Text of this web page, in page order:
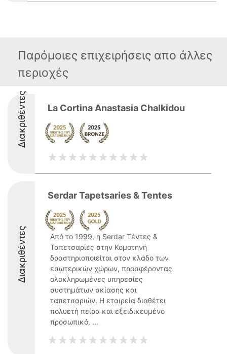
Παρόμοιες επιχειρήσεις απο άλλες
περιοχές
Διακριθέντες La Cortina Anastasia Chalkidou
Διακριθέντες
Serdar Tapetsaries & Tentes
Από το 1999, η Serdar Τέντες &
Ταπετσαρίες στην Κομοτηνή
δραστηριοποιείται στον κλάδο των
εσωτερικών χώρων, προσφέροντας
ολοκληρωμένες υπηρεσίες
συστημάτων σκίασης και
ταπετσαριών. Η εταιρεία διαθέτει
πολυετή πείρα και εξειδικευμένο
προσωπικό, ...